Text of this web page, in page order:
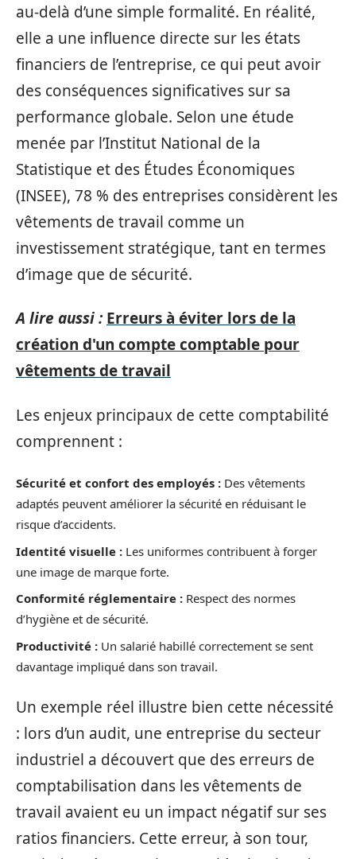
au-delà d’une simple formalité. En réalité,
elle a une influence directe sur les états
financiers de l’entreprise, ce qui peut avoir
des conséquences significatives sur sa
performance globale. Selon une étude
menée par l’Institut National de la
Statistique et des Études Économiques
(INSEE), 78 % des entreprises considèrent les
vêtements de travail comme un
investissement stratégique, tant en termes
d’image que de sécurité.
A lire aussi : Erreurs à éviter lors de la
création d'un compte comptable pour
vêtements de travail
Les enjeux principaux de cette comptabilité
comprennent :
Sécurité et confort des employés : Des vêtements
adaptés peuvent améliorer la sécurité en réduisant le
risque d’accidents.
Identité visuelle : Les uniformes contribuent à forger
une image de marque forte.
Conformité réglementaire : Respect des normes
d’hygiène et de sécurité.
Productivité : Un salarié habillé correctement se sent
davantage impliqué dans son travail.
Un exemple réel illustre bien cette nécessité
: lors d’un audit, une entreprise du secteur
industriel a découvert que des erreurs de
comptabilisation dans les vêtements de
travail avaient eu un impact négatif sur ses
ratios financiers. Cette erreur, à son tour,